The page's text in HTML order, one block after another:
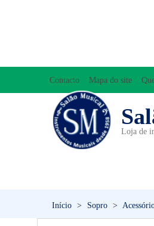
Contacto Mapa do site
Loja de
Início > Sopro >